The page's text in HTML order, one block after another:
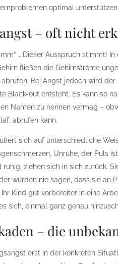
optimal unterstützen
– oft nicht
… Dieser Ausspruch stimmt!
fließen die Gehirnströme
abrufen. Bei Angst jedoch wird
Black-out entsteht. Es kann so
Namen zu nennen vermag –
abrufen kann.
sich auf unterschiedliche
Unruhe, der Puls
ziehen sich in sich zurück.
würden nie sagen, dass sie
Ihr Kind gut vorbereitet in eine
sich, einmal ganz genau
– die
erst in der konkreten